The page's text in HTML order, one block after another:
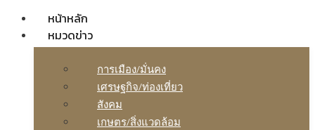
หน้าหลัก
หมวดข่าว
การเมือง/มั่นคง
เศรษฐกิจ/ท่องเที่ยว
สังคม
เกษตร/สิ่งแวดล้อม